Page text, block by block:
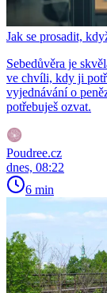
Jak se prosadit,
Sebedůvěra je
ve chvíli, kdy ji
vyjednávání o
potřebuješ ozvat.
Poudree.cz
dnes, 08:22
6 min